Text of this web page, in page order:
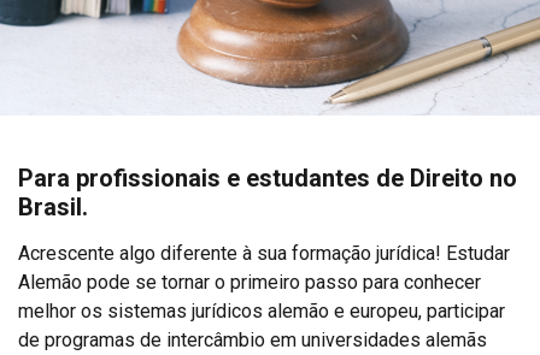
Para profissionais e estudantes de Direito no
Brasil.
Acrescente algo diferente à sua formação jurídica! Estudar
Alemão pode se tornar o primeiro passo para conhecer
melhor os sistemas jurídicos alemão e europeu, participar
de programas de intercâmbio em universidades alemãs